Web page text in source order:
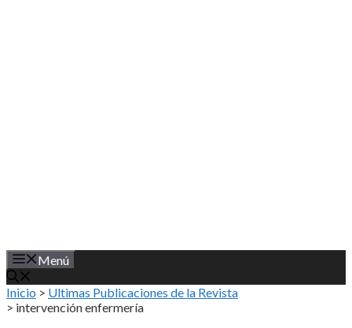
Menú
Inicio > Ultimas Publicaciones de la Revista
> intervención enfermería